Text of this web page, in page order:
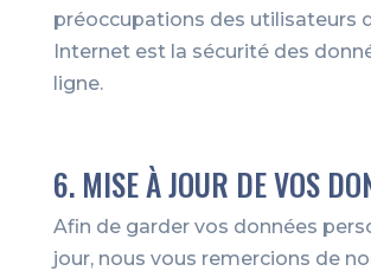
préoccupations des utilisateurs
Internet est la sécurité des
ligne.
6. MISE À JOUR DE VOS
Afin de garder vos données
jour, nous vous remercions de